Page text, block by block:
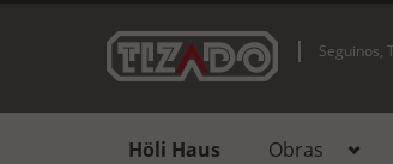
Seguinos,
Höli Haus Obras